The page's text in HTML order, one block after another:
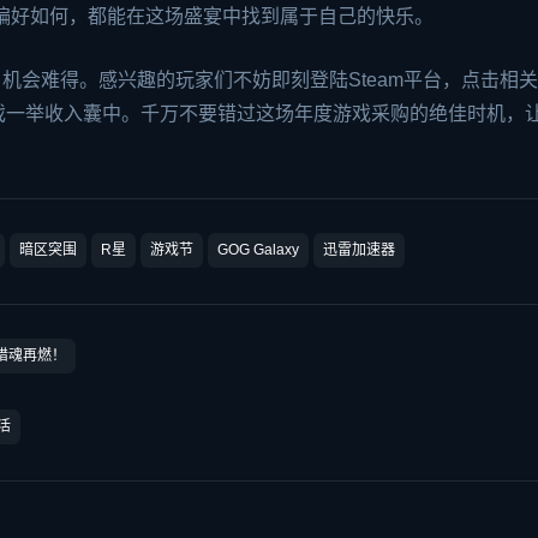
如何，都能在这场盛宴中找到属于自己的快乐。
会难得。感兴趣的玩家们不妨即刻登陆Steam平台，点击相
举收入囊中。千万不要错过这场年度游戏采购的绝佳时机，
暗区突围 R星 游戏节 GOG Galaxy 迅雷加速器
再燃！